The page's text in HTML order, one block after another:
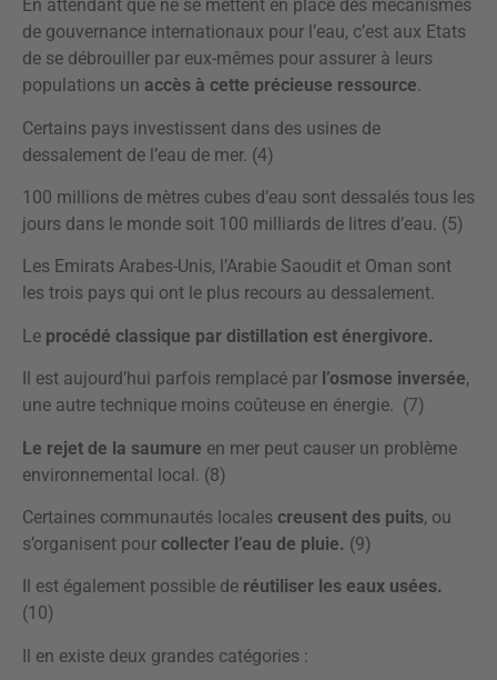
En attendant que ne se mettent en place des mécanismes
de gouvernance internationaux pour l’eau, c’est aux Etats
de se débrouiller par eux-mêmes pour assurer à leurs
populations un accès à cette précieuse ressource.
Certains pays investissent dans des usines de
dessalement de l’eau de mer. (4)
100 millions de mètres cubes d’eau sont dessalés tous les
jours dans le monde soit 100 milliards de litres d’eau. (5)
Les Emirats Arabes-Unis, l’Arabie Saoudit et Oman sont
les trois pays qui ont le plus recours au dessalement.
Le procédé classique par distillation est énergivore.
Il est aujourd’hui parfois remplacé par l’osmose inversée,
une autre technique moins coûteuse en énergie. (7)
Le rejet de la saumure en mer peut causer un problème
environnemental local. (8)
Certaines communautés locales creusent des puits, ou
s’organisent pour collecter l’eau de pluie. (9)
Il est également possible de réutiliser les eaux usées.
(10)
Il en existe deux grandes catégories :